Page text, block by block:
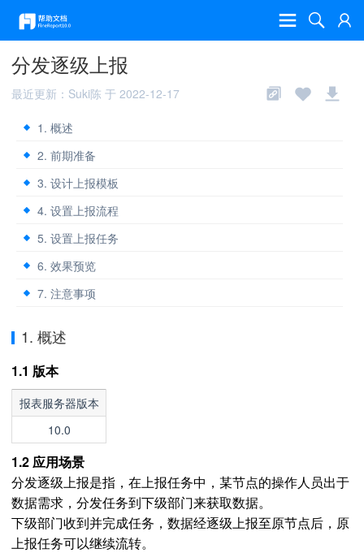
分发逐级上报
最近更新：Suki陈 于 2022-12-17
1. 概述
2. 前期准备
3. 设计上报模板
4. 设置上报流程
5. 设置上报任务
6. 效果预览
7. 注意事项
1. 概述
1.1 版本
报表服务器版本
10.0
1.2 应用场景
分发逐级上报是指，在上报任务中，某节点的操作人员出于
数据需求，分发任务到下级部门来获取数据。
下级部门收到并完成任务，数据经逐级上报至原节点后，原
上报任务可以继续流转。